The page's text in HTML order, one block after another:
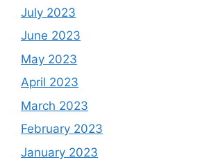
July 2023
June 2023
May 2023
April 2023
March 2023
February 2023
January 2023